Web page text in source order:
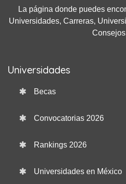
La página donde puedes
Universidades, Carreras,
Universidades
Becas
Convocatorias 2026
Rankings 2026
Universidades en México